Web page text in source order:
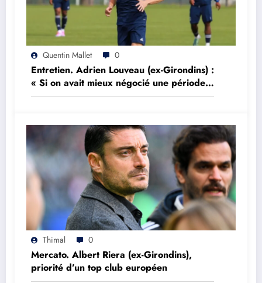
Quentin Mallet 0
Entretien. Adrien Louveau (ex-Girondins) :
« Si on avait mieux négocié une période,
on aurait peut être réalisé l’impensable »
Thimal 0
Mercato. Albert Riera (ex-Girondins),
priorité d’un top club européen